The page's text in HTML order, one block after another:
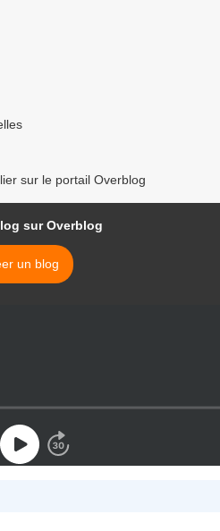
sur le portail Overblog
sur Overblog
un blog